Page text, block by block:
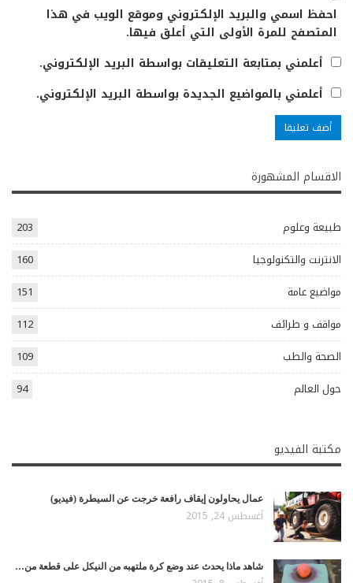
احفظ اسمي والبريد الإلكتروني وموقع الويب في هذا
المتصفح للمرة الأولى التي أعلق فيها.
أعلمني بمتابعة التعليقات بواسطة البريد الإلكتروني.
أعلمني بالمواضيع الجديدة بواسطة البريد الإلكتروني.
الاقسام المشهورة
طبيعة وعلوم
203
الانترنت والتكنولوجيا
160
مواضيع عامة
151
مواقف و طرائف
112
الصحة والطب
109
حول العالم
94
مكتبة الفيديو
عمال يحاولون إيقاف رافعة خرجت عن السيطرة (فيديو)
أغسطس 24, 2015
شاهد ماذا يحدث عند وضع كرة ملتهبه من النيكل على قطعة من…